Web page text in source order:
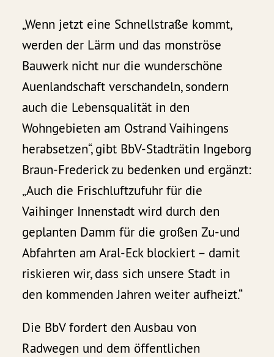
„Wenn jetzt eine Schnellstraße kommt,
werden der Lärm und das monströse
Bauwerk nicht nur die wunderschöne
Auenlandschaft verschandeln, sondern
auch die Lebensqualität in den
Wohngebieten am Ostrand Vaihingens
herabsetzen“, gibt BbV-Stadträtin Ingeborg
Braun-Frederick zu bedenken und ergänzt:
„Auch die Frischluftzufuhr für die
Vaihinger Innenstadt wird durch den
geplanten Damm für die großen Zu-und
Abfahrten am Aral-Eck blockiert – damit
riskieren wir, dass sich unsere Stadt in
den kommenden Jahren weiter aufheizt.“
Die BbV fordert den Ausbau von
Radwegen und dem öffentlichen